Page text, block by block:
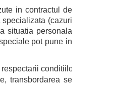
in contractul de
(cazuri
situatia personala
pot pune in
conditiilor de
transbordarea se